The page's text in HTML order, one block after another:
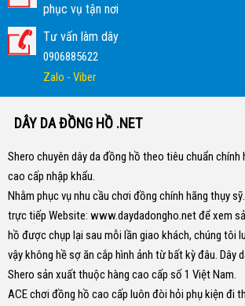
phục vụ tận nơi
Tư vấn làm dây
0906885622
Zalo - Viber
DÂY DA ĐỒNG HỒ .NET
Shero chuyên dây da đồng hồ theo tiêu chuẩn chính
cao cấp nhập khẩu.
Nhằm phục vụ nhu cầu chơi đồng chính hãng thụy
trực tiếp Website: www.daydadongho.netđể xem
hồ được chụp lại sau mỗi lần giao khách, chúng tôi
vậy không hề sợ ăn cắp hình ảnh từ bất kỳ đâu. Dây
Shero sản xuất thuộc hàng cao cấp số 1 Việt Nam.
ACE chơi đồng hồ cao cấp luôn đòi hỏi phụ kiện đi